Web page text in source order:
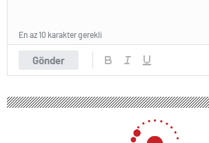
Gönder
En az 10 karakter gerekli